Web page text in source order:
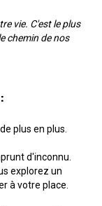
vie. C'est le plus
chemin de nos
plus en plus.
d'inconnu.
explorez un
à votre place.